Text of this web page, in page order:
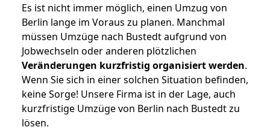
Es ist nicht immer möglich, einen Umzug von
Berlin lange im Voraus zu planen. Manchmal
müssen Umzüge nach Bustedt aufgrund von
Jobwechseln oder anderen plötzlichen
Veränderungen kurzfristig organisiert werden.
Wenn Sie sich in einer solchen Situation befinden,
keine Sorge! Unsere Firma ist in der Lage, auch
kurzfristige Umzüge von Berlin nach Bustedt zu
lösen.